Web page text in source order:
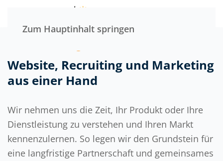
Zum Hauptinhalt springen
Website, Recruiting und Marketing
aus einer Hand
Wir nehmen uns die Zeit, Ihr Produkt oder Ihre
Dienstleistung zu verstehen und Ihren Markt
kennenzulernen. So legen wir den Grundstein für
eine langfristige Partnerschaft und gemeinsames